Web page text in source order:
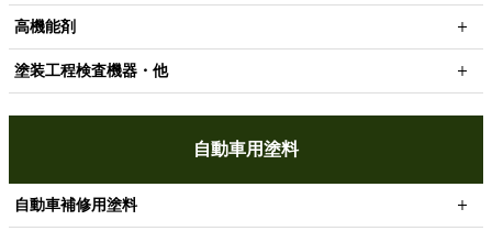
高機能剤
塗装工程検査機器・他
自動車用塗料
自動車補修用塗料